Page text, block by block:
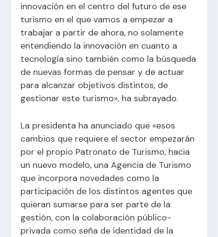
innovación en el centro del futuro de ese
turismo en el que vamos a empezar a
trabajar a partir de ahora, no solamente
entendiendo la innovación en cuanto a
tecnología sino también como la búsqueda
de nuevas formas de pensar y de actuar
para alcanzar objetivos distintos, de
gestionar este turismo», ha subrayado.
La presidenta ha anunciado que «esos
cambios que requiere el sector empezarán
por el propio Patronato de Turismo, hacia
un nuevo modelo, una Agencia de Turismo
que incorpora novedades como la
participación de los distintos agentes que
quieran sumarse para ser parte de la
gestión, con la colaboración público-
privada como seña de identidad de la